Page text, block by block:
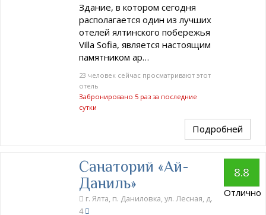
Здание, в котором сегодня
располагается один из лучших
отелей ялтинского побережья
Villa Sofia, является настоящим
памятником ар…
23 человек сейчас просматривают этот
отель
Забронировано 5 раз за последние
сутки
Подробней
Санаторий «Ай-
Даниль»
г. Ялта, п. Даниловка, ул. Лесная, д.
4
8.8
Отлично